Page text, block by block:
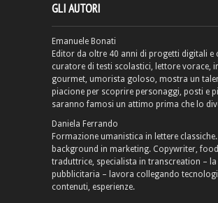
GLI AUTORI
Emanuele Bonati
Editor da oltre 40 anni di progetti digitali e
curatore di testi scolastici, lettore vorace,
gourmet, umorista goloso, mostra un
piacione per scoprire personaggi, posti e
saranno famosi un attimo prima che lo
Daniela Ferrando
Formazione umanistica in lettere
background in marketing. Copywriter,
traduttrice, specialista in transcreation –
pubblicitaria – lavora collegando
contenuti, esperienze.